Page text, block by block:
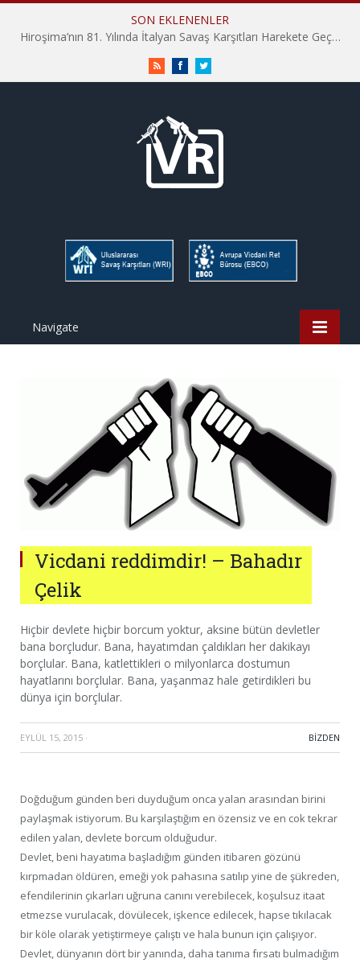
SON EKLENENLER
Hiroşima’nın 81. Yılında İtalyan Savaş Karşıtları Harekete Geçti: “Hatırlamak yeterli değil”
RSS FacebookTwitter
Navigate
Vicdani reddimdir! – Bahadır
Çelik
Hiçbir devlete hiçbir borcum yoktur, aksine bütün devletler
bana borçludur. Bana, hayatımdan çaldıkları her dakikayı
borçlular. Bana, katlettikleri o milyonlarca dostumun
hayatlarını borçlular. Bana, yaşanmaz hale getirdikleri bu
dünya için borçlular.
EYLÜL 15, 2015 · BIZDEN
Doğduğum günden beri duyduğum onca yalan arasından birini
paylaşmak istiyorum. Bu karşılaştığım en özensiz ve en cok tekrar
edilen yalan, devlete borcum olduğudur.
Devlet, beni hayatıma başladığım günden itibaren gözünü
kırpmadan öldüren, emeği yok pahasına satılıp yine de şükreden,
efendilerinin çıkarları uğruna canını verebilecek, koşulsuz itaat
etmezse vurulacak, dövülecek, işkence edilecek, hapse tıkılacak
bir köle olarak yetiştirmeye çalıştı ve hala bunun için çalışıyor.
Devlet, dünyanın dört bir yanında, daha tanıma fırsatı bulmadığım